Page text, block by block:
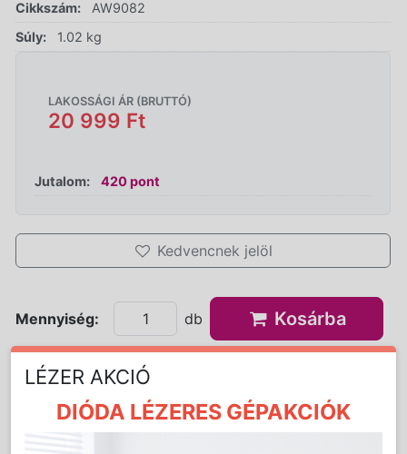
Cikkszám:
AW9082
Súly:
1.02 kg
LAKOSSÁGI ÁR (BRUTTÓ)
20 999 Ft
Jutalom: 420 pont
Kedvencnek jelöl
Mennyiség: db Kosárba
LÉZER AKCIÓ
DIÓDA LÉZERES GÉPAKCIÓK